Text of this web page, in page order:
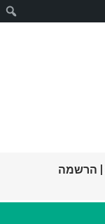
הרשמה